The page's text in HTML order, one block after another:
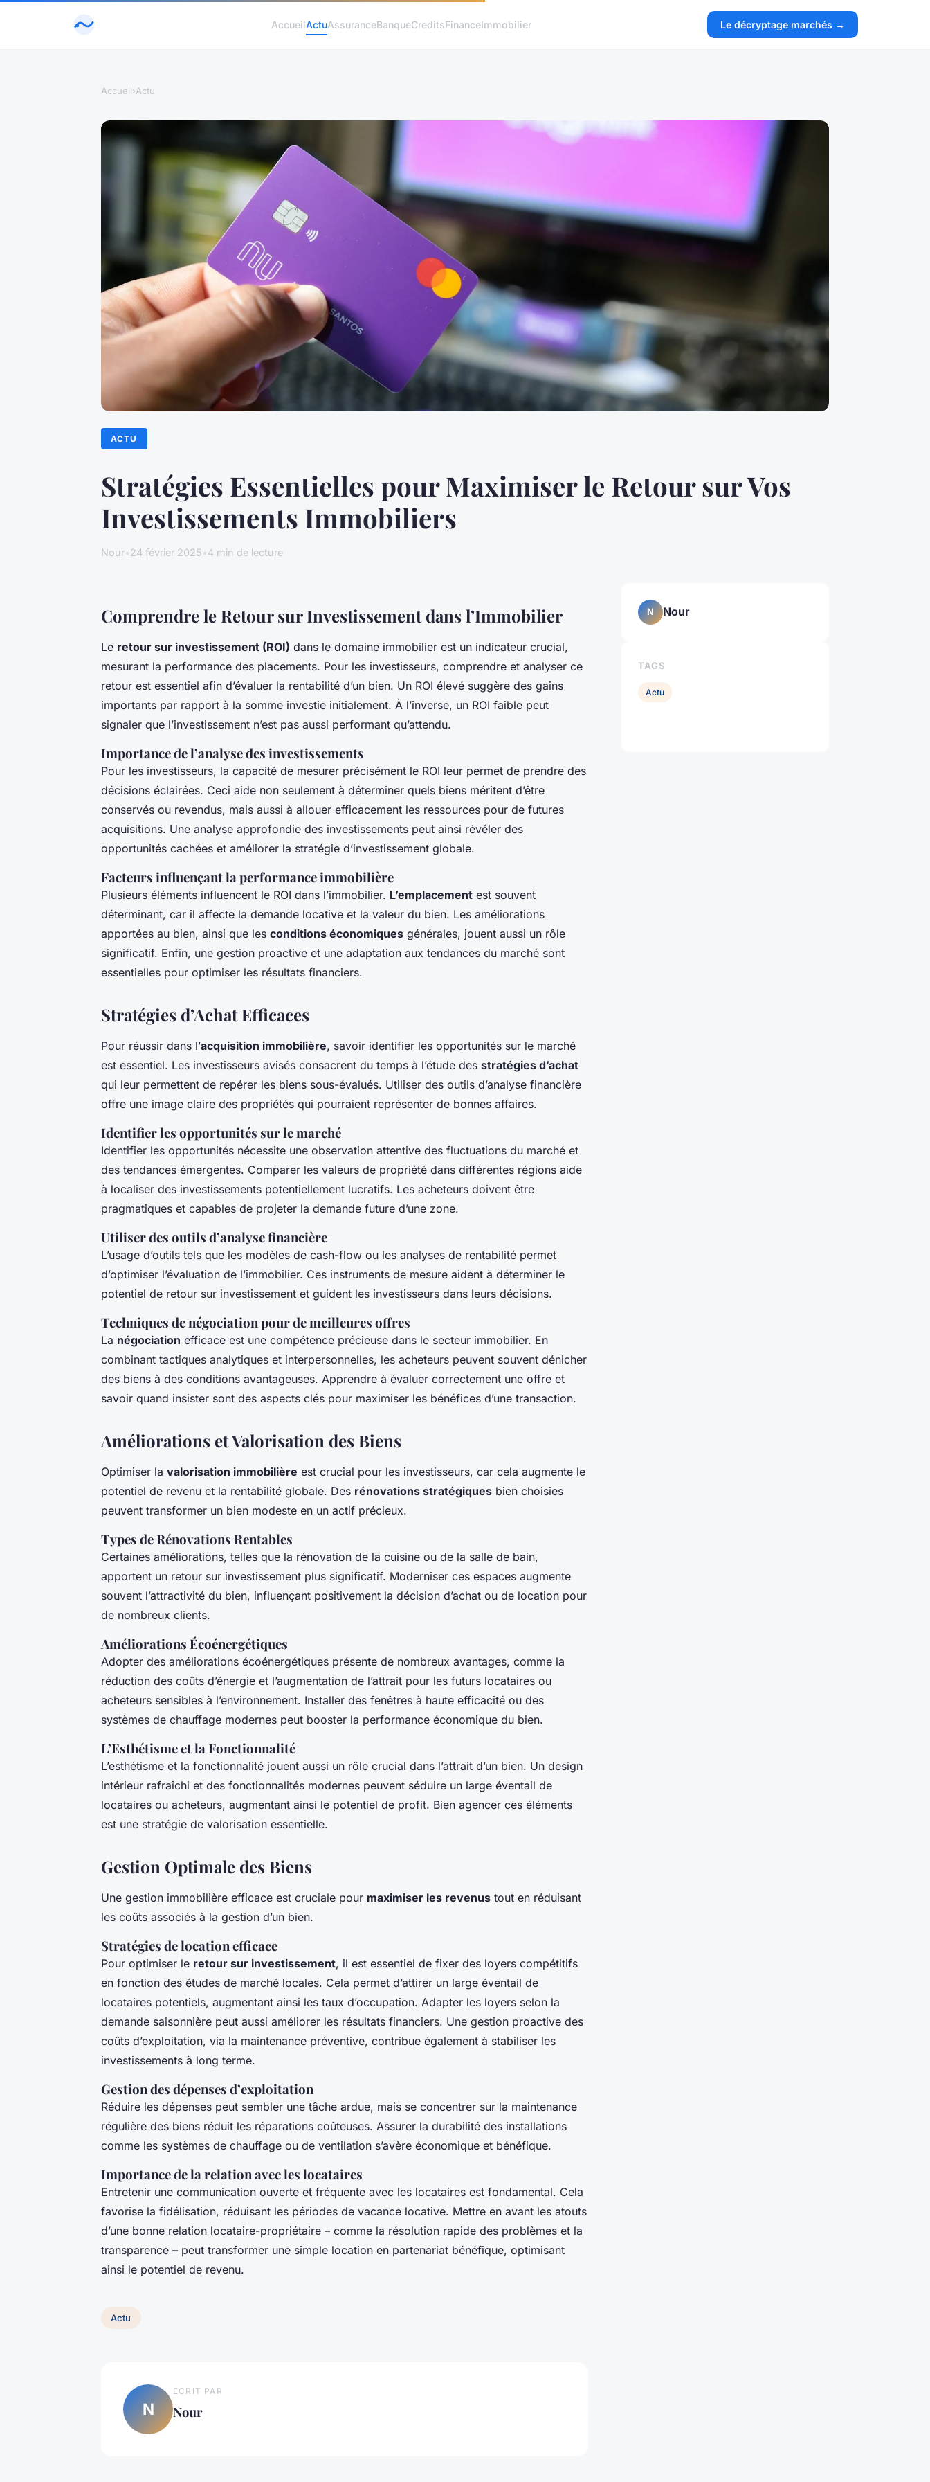
AccueilActuAssuranceBanqueCreditsFinanceImmobilier Le décryptage marchés →
Accueil›Actu
ACTU
Stratégies Essentielles pour Maximiser le Retour sur Vos
Investissements Immobiliers
Nour•24 février 2025•4 min de lecture
Comprendre le Retour sur Investissement dans l’Immobilier
Le retour sur investissement (ROI) dans le domaine immobilier est un indicateur crucial,
mesurant la performance des placements. Pour les investisseurs, comprendre et analyser ce
retour est essentiel afin d’évaluer la rentabilité d’un bien. Un ROI élevé suggère des gains
importants par rapport à la somme investie initialement. À l’inverse, un ROI faible peut
signaler que l’investissement n’est pas aussi performant qu’attendu.
Importance de l’analyse des investissements
Pour les investisseurs, la capacité de mesurer précisément le ROI leur permet de prendre des
décisions éclairées. Ceci aide non seulement à déterminer quels biens méritent d’être
conservés ou revendus, mais aussi à allouer efficacement les ressources pour de futures
acquisitions. Une analyse approfondie des investissements peut ainsi révéler des
opportunités cachées et améliorer la stratégie d’investissement globale.
Facteurs influençant la performance immobilière
Plusieurs éléments influencent le ROI dans l’immobilier. L’emplacement est souvent
déterminant, car il affecte la demande locative et la valeur du bien. Les améliorations
apportées au bien, ainsi que les conditions économiques générales, jouent aussi un rôle
significatif. Enfin, une gestion proactive et une adaptation aux tendances du marché sont
essentielles pour optimiser les résultats financiers.
Stratégies d’Achat Efficaces
Pour réussir dans l’acquisition immobilière, savoir identifier les opportunités sur le marché
est essentiel. Les investisseurs avisés consacrent du temps à l’étude des stratégies d’achat
qui leur permettent de repérer les biens sous-évalués. Utiliser des outils d’analyse financière
offre une image claire des propriétés qui pourraient représenter de bonnes affaires.
Identifier les opportunités sur le marché
Identifier les opportunités nécessite une observation attentive des fluctuations du marché et
des tendances émergentes. Comparer les valeurs de propriété dans différentes régions aide
à localiser des investissements potentiellement lucratifs. Les acheteurs doivent être
pragmatiques et capables de projeter la demande future d’une zone.
Utiliser des outils d’analyse financière
L’usage d’outils tels que les modèles de cash-flow ou les analyses de rentabilité permet
d’optimiser l’évaluation de l’immobilier. Ces instruments de mesure aident à déterminer le
potentiel de retour sur investissement et guident les investisseurs dans leurs décisions.
Techniques de négociation pour de meilleures offres
La négociation efficace est une compétence précieuse dans le secteur immobilier. En
combinant tactiques analytiques et interpersonnelles, les acheteurs peuvent souvent dénicher
des biens à des conditions avantageuses. Apprendre à évaluer correctement une offre et
savoir quand insister sont des aspects clés pour maximiser les bénéfices d’une transaction.
Améliorations et Valorisation des Biens
Optimiser la valorisation immobilière est crucial pour les investisseurs, car cela augmente le
potentiel de revenu et la rentabilité globale. Des rénovations stratégiques bien choisies
peuvent transformer un bien modeste en un actif précieux.
Types de Rénovations Rentables
Certaines améliorations, telles que la rénovation de la cuisine ou de la salle de bain,
apportent un retour sur investissement plus significatif. Moderniser ces espaces augmente
souvent l’attractivité du bien, influençant positivement la décision d’achat ou de location pour
de nombreux clients.
Améliorations Écoénergétiques
Adopter des améliorations écoénergétiques présente de nombreux avantages, comme la
réduction des coûts d’énergie et l’augmentation de l’attrait pour les futurs locataires ou
acheteurs sensibles à l’environnement. Installer des fenêtres à haute efficacité ou des
systèmes de chauffage modernes peut booster la performance économique du bien.
L’Esthétisme et la Fonctionnalité
L’esthétisme et la fonctionnalité jouent aussi un rôle crucial dans l’attrait d’un bien. Un design
intérieur rafraîchi et des fonctionnalités modernes peuvent séduire un large éventail de
locataires ou acheteurs, augmentant ainsi le potentiel de profit. Bien agencer ces éléments
est une stratégie de valorisation essentielle.
Gestion Optimale des Biens
Une gestion immobilière efficace est cruciale pour maximiser les revenus tout en réduisant
les coûts associés à la gestion d’un bien.
Stratégies de location efficace
Pour optimiser le retour sur investissement, il est essentiel de fixer des loyers compétitifs
en fonction des études de marché locales. Cela permet d’attirer un large éventail de
locataires potentiels, augmentant ainsi les taux d’occupation. Adapter les loyers selon la
demande saisonnière peut aussi améliorer les résultats financiers. Une gestion proactive des
coûts d’exploitation, via la maintenance préventive, contribue également à stabiliser les
investissements à long terme.
Gestion des dépenses d’exploitation
Réduire les dépenses peut sembler une tâche ardue, mais se concentrer sur la maintenance
régulière des biens réduit les réparations coûteuses. Assurer la durabilité des installations
comme les systèmes de chauffage ou de ventilation s’avère économique et bénéfique.
Importance de la relation avec les locataires
Entretenir une communication ouverte et fréquente avec les locataires est fondamental. Cela
favorise la fidélisation, réduisant les périodes de vacance locative. Mettre en avant les atouts
d’une bonne relation locataire-propriétaire – comme la résolution rapide des problèmes et la
transparence – peut transformer une simple location en partenariat bénéfique, optimisant
ainsi le potentiel de revenu.
Actu
N
ECRIT PAR
Nour
N Nour
TAGS
Actu